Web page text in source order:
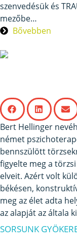
szenvedésük és
mezőbe…
Bővebben
Bert Hellinger
német
bennszülött
figyelte meg a
elveit. Azért volt
békésen,
meg az élet adta
az alapját az általa
SORSUNK